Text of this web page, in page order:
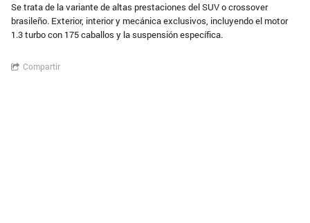
Se trata de la variante de altas prestaciones del SUV o crossover
brasileño. Exterior, interior y mecánica exclusivos, incluyendo el motor
1.3 turbo con 175 caballos y la suspensión específica.
Compartir